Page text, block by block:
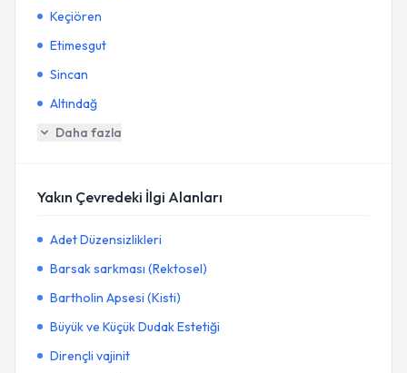
Keçiören
Etimesgut
Sincan
Altındağ
Daha fazla
Yakın Çevredeki İlgi Alanları
Adet Düzensizlikleri
Barsak sarkması (Rektosel)
Bartholin Apsesi (Kisti)
Büyük ve Küçük Dudak Estetiği
Dirençli vajinit